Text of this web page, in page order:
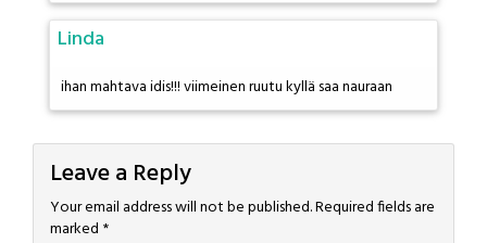
Linda
ihan mahtava idis!!! viimeinen ruutu kyllä saa nauraan
Leave a Reply
Your email address will not be published.Required fields are
marked *